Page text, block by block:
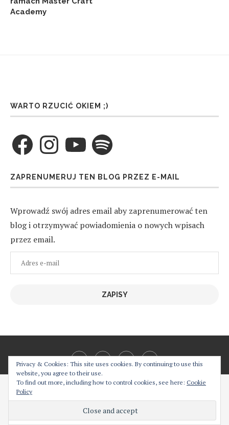
Academy
WARTO RZUCIĆ OKIEM ;)
FacebookInstagramYouTube Spotify
ZAPRENUMERUJ TEN BLOG PRZEZ E-MAIL
Wprowadź swój adres email aby zaprenumerować ten
blog i otrzymywać powiadomienia o nowych wpisach
przez email.
Adres
ZAPISY
@2019 - All Right Reserved. Designed and Developed by
BACK TO TOP
Cześć! Moja strona używa ciasteczek w celu bezproblemowego jej
działania. Podejrzewam, że nie jest to dla Ciebie problemem,
natomiast w każdej chwili możesz je wyłączyć z poziomu
przeglądarki.
Akceptuję Więcej informacji
Privacy & Cookies: This site uses cookies. By continuing to use this
website, you agree to their use.
To find out more, including how to control cookies, see here: Cookie
Policy